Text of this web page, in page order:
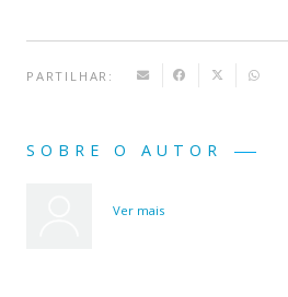
PARTILHAR:
SOBRE O AUTOR
Ver mais